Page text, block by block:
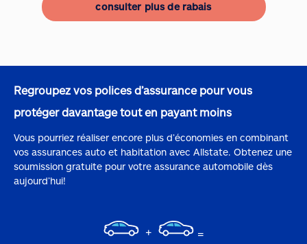
consulter plus de rabais
Regroupez vos polices d’assurance pour vous
protéger davantage tout en payant moins
Vous pourriez réaliser encore plus d’économies en combinant
vos assurances auto et habitation avec Allstate. Obtenez une
soumission gratuite pour votre assurance automobile dès
aujourd’hui!
+ =